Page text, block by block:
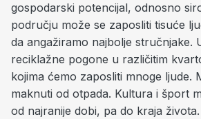
gospodarski potencijal, odnosno
području može se zaposliti tisuće
da angažiramo najbolje stručnjake.
reciklažne pogone u različitim
kojima ćemo zaposliti mnoge ljude.
maknuti od otpada. Kultura i šport
od najranije dobi, pa do kraja